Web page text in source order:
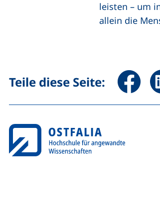
leisten – um
allein die
Teile diese Seite: Seite